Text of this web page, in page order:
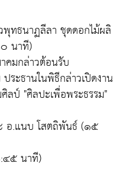
ทธนาฏลีลา ชุดดอกไม้ผลิ
นาที)
คมกล่าวต้อนรับ
ะธานในพิธีกล่าวเปิดงาน
ลป์ "ศิลปะเพื่อพระธรรม"
อ.แนบ โสตถิพันธ์ (๑๕
๔๕ นาที)